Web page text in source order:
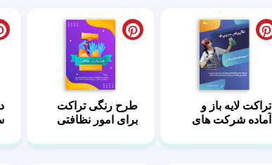
تراکت لایه باز و
آماده شرکت های
طرح رنگی تراکت
برای امور نظافتی